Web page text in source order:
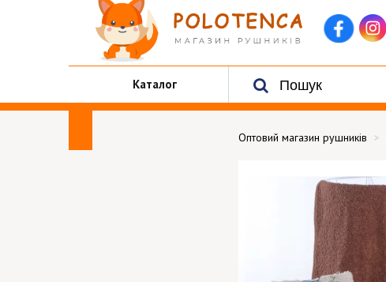
Каталог
Оптовий магазин рушників